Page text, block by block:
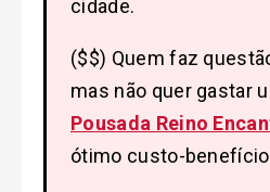
cidade.
($$) Quem faz
mas não quer gastar
Pousada Reino
ótimo custo-